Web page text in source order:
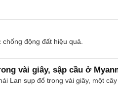
động đất hiệu quả.
vài giây, sập cầu ở
Lan sụp đổ trong vài giây, một